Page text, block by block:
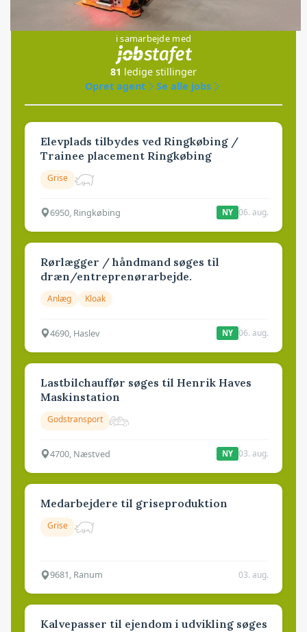
Jobs
i samarbejde med
81 ledige stillinger
Opret agent
Se alle jobs
Elevplads tilbydes ved Ringkøbing /
Trainee placement Ringkøbing
Grise
6950, Ringkøbing NY 06. aug.
Rørlægger / håndmand søges til
dræn/entreprenørarbejde.
Anlæg Kloak
4690, Haslev NY 06. aug.
Lastbilchauffør søges til Henrik Haves
Maskinstation
Godstransport
4700, Næstved NY 03. aug.
Medarbejdere til griseproduktion
Grise
9681, Ranum 03. aug.
Kalvepasser til ejendom i udvikling søges